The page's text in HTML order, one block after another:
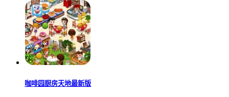
咖啡园厨房天地最新版